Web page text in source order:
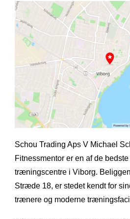
Schou Trading Aps V Michael
Fitnessmentor er en af de
træningscentre i Viborg.
Stræde 18, er stedet kendt for
trænere og moderne